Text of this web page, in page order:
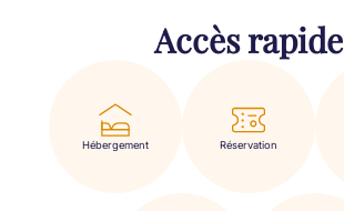
Accès rapide
Hébergement Réservation